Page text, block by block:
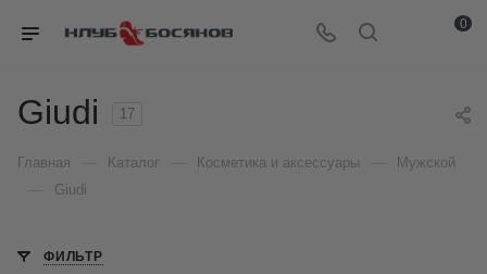
0
Giudi 17
Главная Каталог Косметика и аксессуары Мужской
Giudi
ФИЛЬТР